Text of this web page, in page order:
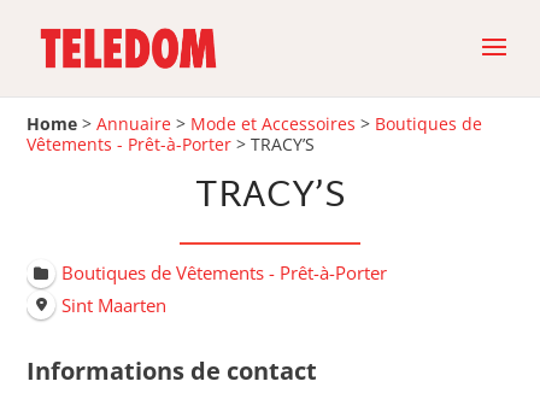
Home >Annuaire > Mode et Accessoires > Boutiques de
Vêtements - Prêt-à-Porter >TRACY’S
TRACY’S
Boutiques de Vêtements - Prêt-à-Porter
Sint Maarten
Informations de contact